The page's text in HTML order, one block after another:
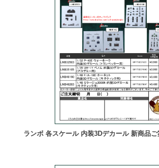
ランボ 各スケール 内装3Dデカール 新商品